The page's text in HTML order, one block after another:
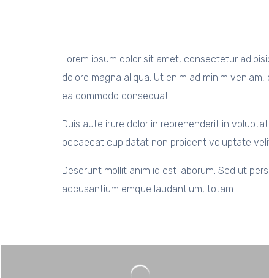
Lorem ipsum dolor sit amet, consectetur
dolore magna aliqua. Ut enim ad minim
ea commodo consequat.
Duis aute irure dolor in reprehenderit in
occaecat cupidatat non proident voluptate
Deserunt mollit anim id est laborum. Sed ut
accusantium emque laudantium, totam.